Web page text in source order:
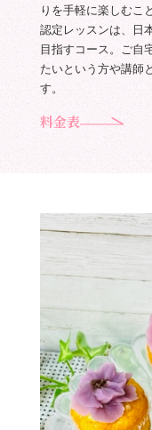
りを手軽に楽しむこ
認定レッスンは、日
目指すコース。ご自
たいという方や講師
す。
料金表